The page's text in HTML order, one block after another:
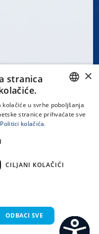
CROATIAN
×
stranica
u svrhe poboljšanja
stranice prihvaćate sve
Politici kolačića.
CILJANI KOLAČIĆI
ODBACI SVE